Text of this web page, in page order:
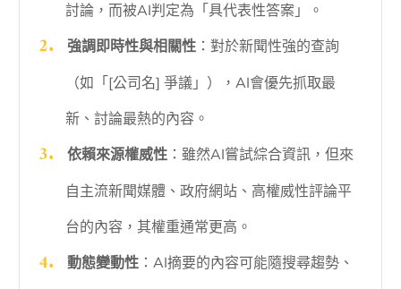
討論，而被AI判定為「具代表性答案」。
強調即時性與相關性：對於新聞性強的查詢
（如「[公司名] 爭議」），AI會優先抓取最
新、討論最熱的內容。
依賴來源權威性：雖然AI嘗試綜合資訊，但來
自主流新聞媒體、政府網站、高權威性評論平
台的內容，其權重通常更高。
動態變動性：AI摘要的內容可能隨搜尋趨勢、